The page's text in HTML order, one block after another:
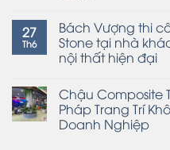
27
Th6
Bách Vượng thi
Stone tại nhà
nội thất hiện đại
Chậu Composite
Pháp Trang Trí
Doanh Nghiệp